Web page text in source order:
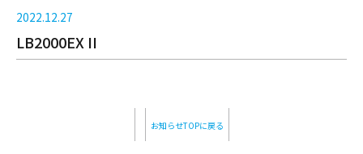
2022.12.27
LB2000EX II
お知らせTOPに戻る